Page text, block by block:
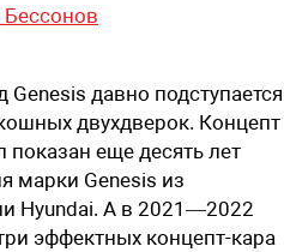
давно подступается
двухдверок. Концепт
показан еще десять лет
марки Genesis из
Hyundai. А в 2021—2022
эффектных концепт-кара